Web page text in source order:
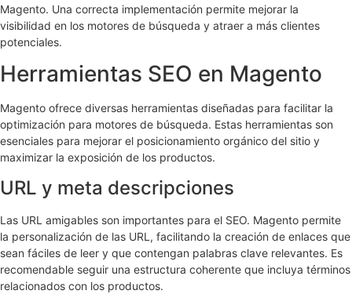
Magento. Una correcta implementación permite mejorar la
visibilidad en los motores de búsqueda y atraer a más clientes
potenciales.
Herramientas SEO en Magento
Magento ofrece diversas herramientas diseñadas para facilitar la
optimización para motores de búsqueda. Estas herramientas son
esenciales para mejorar el posicionamiento orgánico del sitio y
maximizar la exposición de los productos.
URL y meta descripciones
Las URL amigables son importantes para el SEO. Magento permite
la personalización de las URL, facilitando la creación de enlaces que
sean fáciles de leer y que contengan palabras clave relevantes. Es
recomendable seguir una estructura coherente que incluya términos
relacionados con los productos.